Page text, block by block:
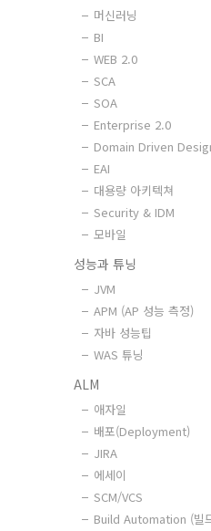
머신러닝
BI
WEB 2.0
SCA
SOA
Enterprise 2.0
Domain Driven
EAI
대용량 아키텍쳐
Security & IDM
모바일
성능과 튜닝
JVM
APM (AP 성능 측정)
자바 성능팁
WAS 튜닝
ALM
애자일
배포(Deployment)
JIRA
에세이
SCM/VCS
Build Automation (빌